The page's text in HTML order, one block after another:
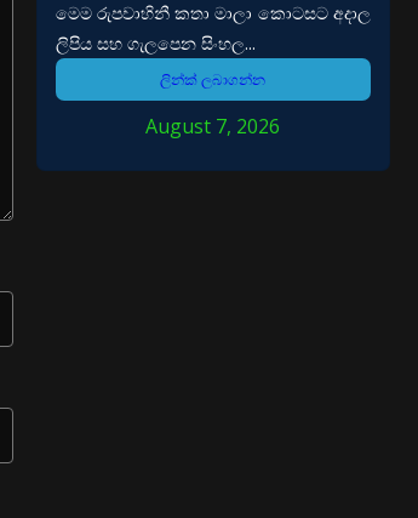
මෙම රුපවාහිනී කතා මාලා කොටසට අදාල
ලිපිය සහ ගැලපෙන සිංහල...
ලින්ක් ලබාගන්න
August 7, 2026